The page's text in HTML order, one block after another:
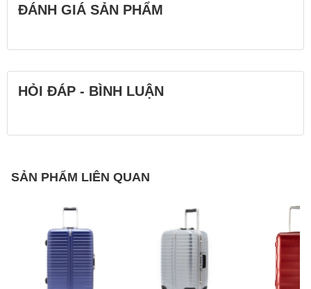
ĐÁNH GIÁ SẢN PHẨM
HỎI ĐÁP - BÌNH LUẬN
SẢN PHẨM LIÊN QUAN